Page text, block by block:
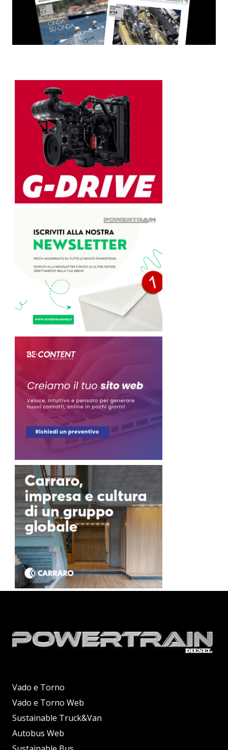
Vado e Torno
Vado e Torno Web
Sustainable Truck&Van
Autobus Web